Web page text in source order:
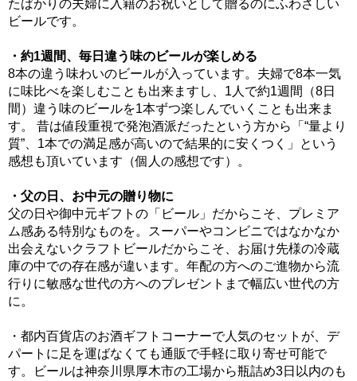
たばかりの夫婦に入籍のお祝いとして贈るのにふわさしい
ビールです。
・約1週間、毎日違う味のビールが楽しめる
8本の違う味わいのビールが入っています。夫婦で8本一気
に味比べを楽しむことも出来ますし、1人で約1週間（8日
間）違う味のビールを1本ずつ楽しんでいくことも出来ま
す。 昔は値段重視で発泡酒派だったという方から「“量より
質”、1本での満足感が高いので結果的に安くつく」という
感想も頂いています（個人の感想です）。
・父の日、お中元の贈り物に
父の日や御中元ギフトの「ビール」だからこそ、プレミア
ム感ある特別なものを。スーパーやコンビニではなかなか
出会えないクラフトビールだからこそ、お届け先様の冷蔵
庫の中での存在感が違います。年配の方へのご進物から流
行りに敏感な世代の方へのプレゼントまで幅広い世代の方
に。
・都内百貨店のお酒ギフトコーナーで人気のセットが、デ
パートに足を運ばなくても通販で手軽に取り寄せ可能で
す。ビールは神奈川県厚木市の工場から瓶詰め3日以内のも